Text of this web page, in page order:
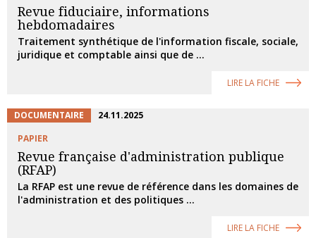
Revue fiduciaire, informations
hebdomadaires
Traitement synthétique de l'information fiscale, sociale,
juridique et comptable ainsi que de ...
LIRE LA FICHE
DOCUMENTAIRE
24.11.2025
PAPIER
Revue française d'administration publique
(RFAP)
La RFAP est une revue de référence dans les domaines de
l'administration et des politiques ...
LIRE LA FICHE